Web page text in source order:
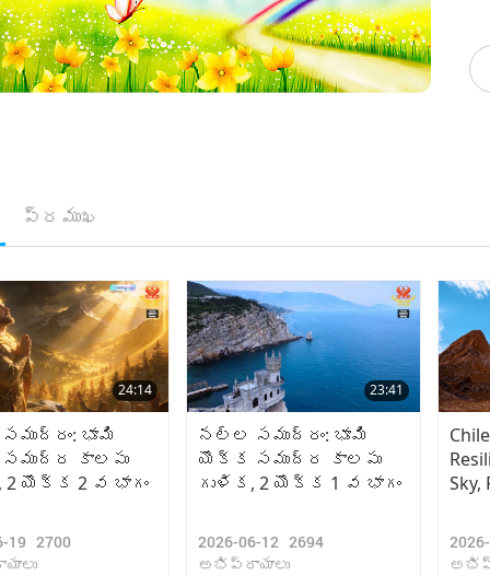
ప్రముఖ
24:14
భూమి
కాలపు
2 యొక్క 2 వ భాగం
19 2700
23:41
నల్ల సముద్రం: భూమి
యొక్క సముద్ర కాలపు
గుళిక, 2 యొక్క 1 వ భాగం
2026-06-12 2694
అభిప్రాయాలు
Sky,